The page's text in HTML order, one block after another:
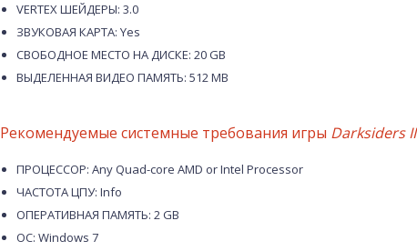
VERTEX ШЕЙДЕРЫ: 3.0
ЗВУКОВАЯ КАРТА: Yes
СВОБОДНОЕ МЕСТО НА ДИСКЕ: 20 GB
ВЫДЕЛЕННАЯ ВИДЕО ПАМЯТЬ: 512 MB
Рекомендуемые системные требования игры Darksiders II
ПРОЦЕССОР: Any Quad-core AMD or Intel Processor
ЧАСТОТА ЦПУ: Info
ОПЕРАТИВНАЯ ПАМЯТЬ: 2 GB
ОС: Windows 7